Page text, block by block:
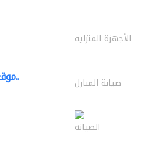
الأجهزة المنزلية
موقع دليل اكتشف.. صيانة المنازل
الصيانة